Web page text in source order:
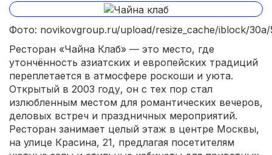
Фото: novikovgroup.ru/upload/resize_cache/iblock/30a/
Ресторан «Чайна Клаб» — это место, где
утончённость азиатских и европейских традиций
переплетается в атмосфере роскоши и уюта.
Открытый в 2003 году, он с тех пор стал
излюбленным местом для романтических вечеров,
деловых встреч и праздничных мероприятий.
Ресторан занимает целый этаж в центре Москвы,
на улице Красина, 21, предлагая посетителям